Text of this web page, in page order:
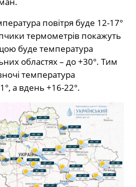
повітря буде 12-17°
термометрів покажуть
буде температура
областях – до +30°. Тим
температура
а вдень +16-22°.